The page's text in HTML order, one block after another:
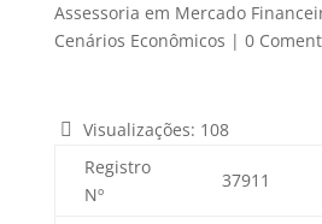
Assessoria em Mercado
Cenários Econômicos | 0
Visualizações: 108
Registro
Nº
37911